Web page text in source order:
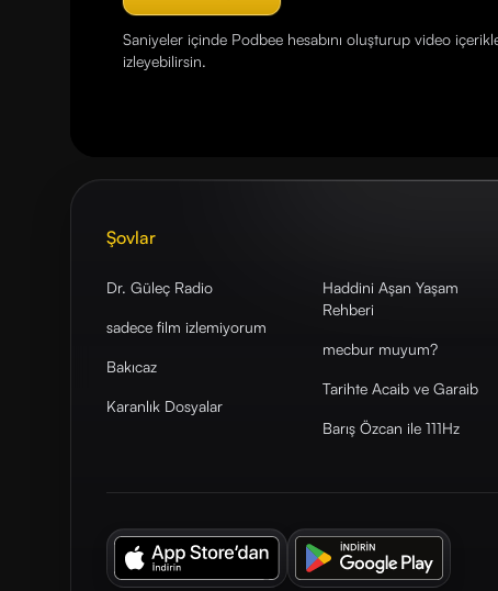
Saniyeler içinde Podbee hesabını oluşturup video
izleyebilirsin.
Şovlar
Dr. Güleç Radio
sadece film izlemiyorum
Bakıcaz
Karanlık Dosyalar
Haddini Aşan Yaşam
Rehberi
mecbur muyum?
Tarihte Acaib ve Garaib
Barış Özcan ile 111Hz